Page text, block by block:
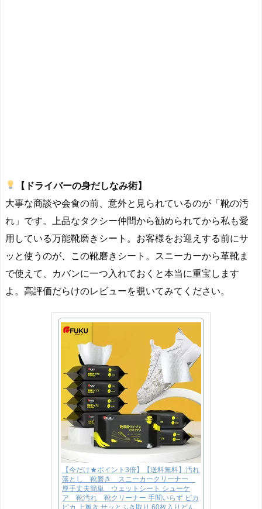
【ドライバーの身だしなみ術】
大事な商談や会食の前、意外と見られているのが「靴の汚
れ」です。上品なタクシー仲間から勧められてから私も愛
用している万能靴磨きシート。お客様をお迎えする前にサ
ッと使うのが、この靴磨きシート。スニーカーから革靴ま
で使えて、カバンに一つ入れておくと本当に重宝します
よ。高評価だらけのレビューを覗いてみてください。
【今だけ★ポイント3倍】【送料無料】汚れ
落とし 靴磨き スニーカークリーナー
厚手丈夫簡単 ウェットシート シューケ
ア 靴汚れ 靴クリーナー 手間いらず ピカ
ピカ 上履き サッとふき取り 60枚入りどん